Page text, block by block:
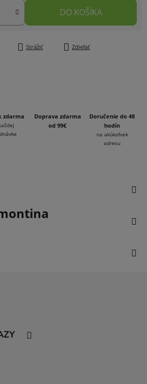
DO KOŠÍKA
Strážiť Zdieľať
zdarma
Doprava zdarma
od 99€
Doručenie do 48
hodín
na akúkoľvek
adresu